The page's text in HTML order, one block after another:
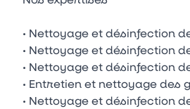
• Nettoyage et désinfection
• Nettoyage et désinfection
• Nettoyage et désinfection
• Entretien et nettoyage des
• Nettoyage et désinfection